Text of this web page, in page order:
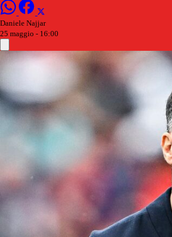
Daniele Najjar
25 maggio - 16:00